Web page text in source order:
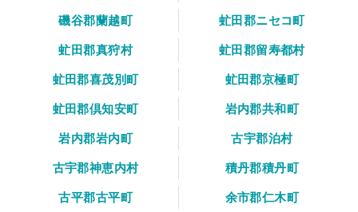
磯谷郡蘭越町
虻田郡ニセコ町
虻田郡真狩村
虻田郡留寿都村
虻田郡喜茂別町
虻田郡京極町
虻田郡倶知安町
岩内郡共和町
岩内郡岩内町
古宇郡泊村
古宇郡神恵内村
積丹郡積丹町
古平郡古平町
余市郡仁木町